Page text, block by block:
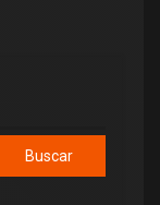
Buscar